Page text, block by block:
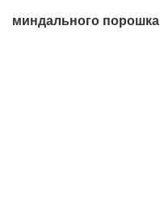
миндального порошка